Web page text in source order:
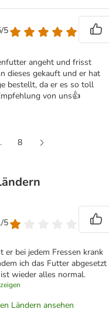
5
angeht und frisst
dieses gekauft und er hat
bestellt, da er es so toll
von uns👍
8
5
er bei jedem Fressen krank
ich das Futter abgesetzt
wieder alles normal.
Ländern ansehen